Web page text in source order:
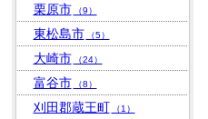
栗原市 （9）
東松島市 （5）
大崎市 （24）
富谷市 （8）
刈田郡蔵王町 （1）